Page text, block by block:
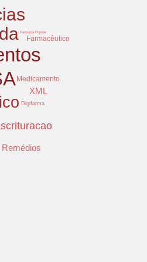
XML
Remédios
Medicamento
Farmacêutico
Digifarma
Farmácia Popular